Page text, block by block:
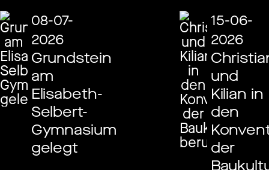
08-07-
2026
Grundstein
am
Elisabeth-
Selbert-
Gymnasium
gelegt
15-06-
2026
und
Kilian in
den
der